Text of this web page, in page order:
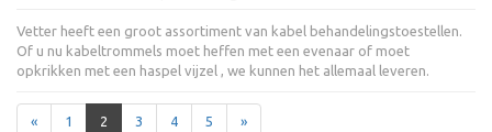
Vetter heeft een groot assortiment van kabel behandelingstoestellen.
Of u nu kabeltrommels moet heffen met een evenaar of moet
opkrikken met een haspel vijzel , we kunnen het allemaal leveren.
« 1 2 3 4 5 »